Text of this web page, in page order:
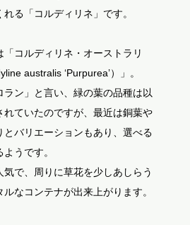
る「コルディリネ」です。
コルディリネ・オーストラリ
australis ‘Purpurea’）」。
ン」と言い、緑の葉の品種は以
れていたのですが、最近は銅葉や
とバリエーションもあり、選べる
うです。
で、周りに草花を少しあしらう
なコンテナが出来上がります。